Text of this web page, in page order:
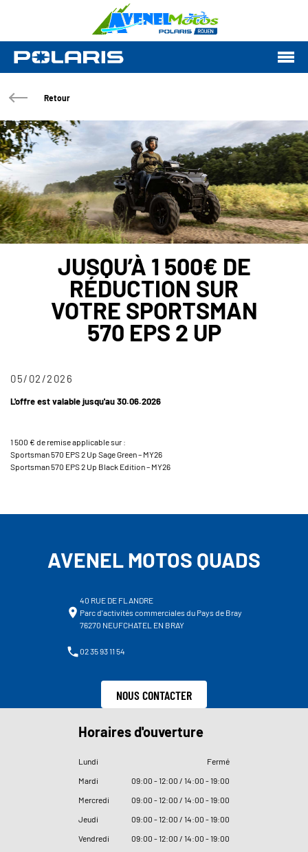
Retour
JUSQU’À 1 500€ DE
RÉDUCTION SUR
VOTRE SPORTSMAN
570 EPS 2 UP
05/02/2026
L'offre est valable jusqu'au 30.06.2026
1 500 € de remise applicable sur :
Sportsman 570 EPS 2 Up Sage Green – MY26
Sportsman 570 EPS 2 Up Black Edition – MY26
AVENEL MOTOS QUADS
40 RUE DE FLANDRE
Parc d'activités commerciales du Pays de Bray
76270 NEUFCHATEL EN BRAY
02 35 93 11 54
NOUS CONTACTER
Horaires d'ouverture
Lundi
Fermé
Mardi
09:00 - 12:00 / 14:00 - 19:00
Mercredi
09:00 - 12:00 / 14:00 - 19:00
Jeudi
09:00 - 12:00 / 14:00 - 19:00
Vendredi
09:00 - 12:00 / 14:00 - 19:00